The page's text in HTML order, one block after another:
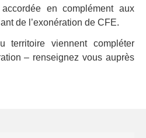
en complément aux
de l’exonération de CFE.
territoire viennent compléter
– renseignez vous auprès